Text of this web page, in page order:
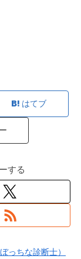
はてブ
する
っちな診断士）